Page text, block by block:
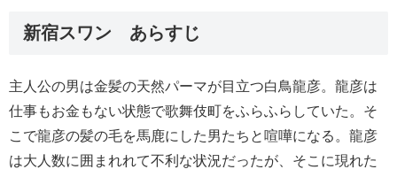
新宿スワン あらすじ
主人公の男は金髪の天然パーマが目立つ白鳥龍彦。龍彦は
仕事もお金もない状態で歌舞伎町をふらふらしていた。そ
こで龍彦の髪の毛を馬鹿にした男たちと喧嘩になる。龍彦
は大人数に囲まれれて不利な状況だったが、そこに現れた